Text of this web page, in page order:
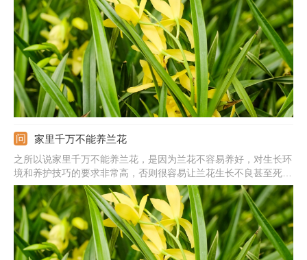
家里千万不能养兰花
之所以说家里千万不能养兰花，是因为兰花不容易养好，对生长环
境和养护技巧的要求非常高，否则很容易让兰花生长不良甚至死
亡。而且一些品种的兰花十分名贵，购买的价格不低，同时使用的
兰花植料、肥料一般都是兰花专用型的，因此新手想要在家里养好
兰花需要购买特殊的园艺资材，让很多人觉得兰花不能养。